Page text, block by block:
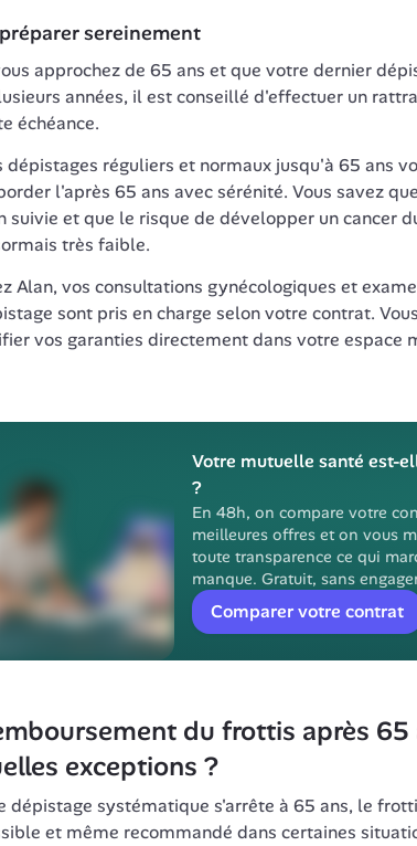
sereinement
approchez de 65 ans et que votre dernier
années, il est conseillé d'effectuer un
échéance.
dépistages réguliers et normaux jusqu'à 65 ans
l'après 65 ans avec sérénité. Vous savez
suivie et que le risque de développer un cancer
très faible.
Alan, vos consultations gynécologiques et
sont pris en charge selon votre contrat.
vos garanties directement dans votre espace
Votre mutuelle santé est-
?
En 48h, on compare votre
meilleures offres et on vous
toute transparence ce qui
manque. Gratuit, sans
Comparer votre contrat
du frottis après 65
exceptions ?
dépistage systématique s'arrête à 65 ans, le
et même recommandé dans certaines